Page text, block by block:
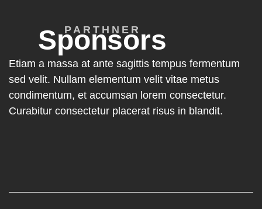
PARTHNER
Sponsors
Etiam a massa at ante sagittis tempus fermentum
sed velit. Nullam elementum velit vitae metus
condimentum, et accumsan lorem consectetur.
Curabitur consectetur placerat risus in blandit.